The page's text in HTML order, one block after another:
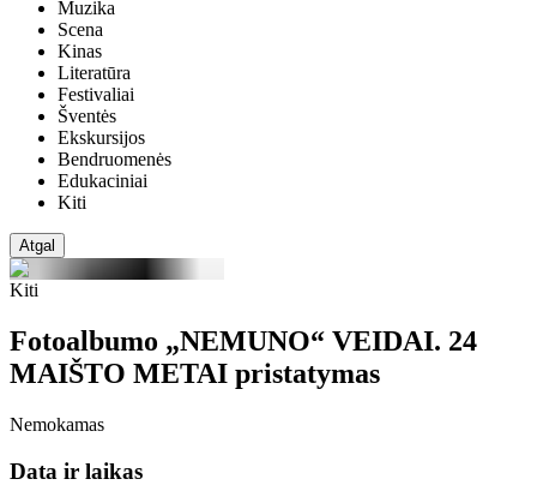
Muzika
Scena
Kinas
Literatūra
Festivaliai
Šventės
Ekskursijos
Bendruomenės
Edukaciniai
Kiti
Atgal
Kiti
Fotoalbumo „NEMUNO“ VEIDAI. 24
MAIŠTO METAI pristatymas
Nemokamas
Data ir laikas